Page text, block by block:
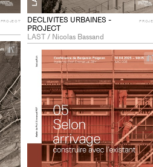
PROJECT DECLIVITES URBAINES -
PROJECT
LAST / Nicolas Bassand
+
Add
project
to
collections
+